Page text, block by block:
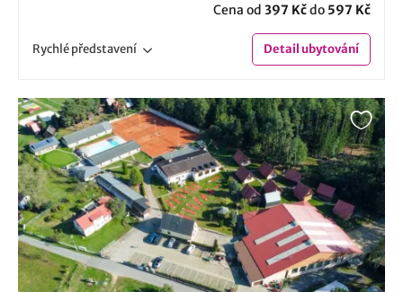
Cena od 397 Kčdo 597 Kč
Rychlépředstavení Detailubytování